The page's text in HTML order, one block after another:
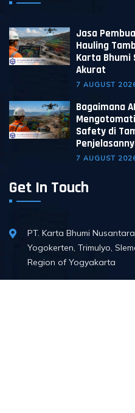
Jasa
Hauling
Karta Bhumi
Akurat
7 AUGUST
Bagaimana
Safety di
7 AUGUST
Get In Touch
PT. Karta Bhumi Nusantara
Yogokerten, Trimulyo,
Region of Yogyakarta